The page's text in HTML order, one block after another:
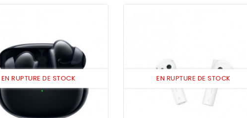
EN RUPTURE DE STOCK EN RUPTURE DE STOCK